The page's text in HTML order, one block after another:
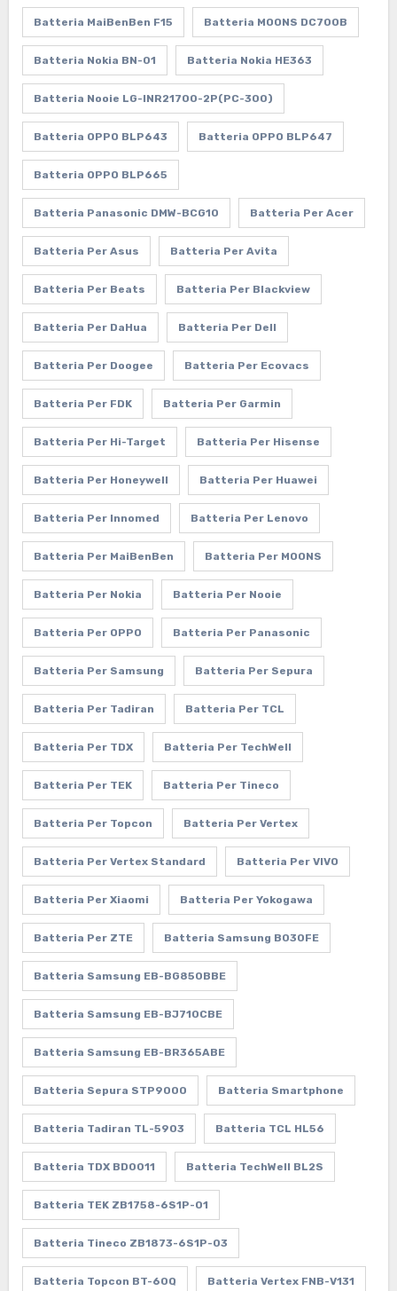
Batteria MaiBenBen F15 Batteria MOONS DC700B
Batteria Nokia BN-01 Batteria Nokia HE363
Batteria Nooie LG-INR21700-2P(PC-300)
Batteria OPPO BLP643 Batteria OPPO BLP647
Batteria OPPO BLP665
Batteria Panasonic DMW-BCG10 Batteria Per Acer
Batteria Per Asus Batteria Per Avita
Batteria Per Beats Batteria Per Blackview
Batteria Per DaHua Batteria Per Dell
Batteria Per Doogee Batteria Per Ecovacs
Batteria Per FDK Batteria Per Garmin
Batteria Per Hi-Target Batteria Per Hisense
Batteria Per Honeywell Batteria Per Huawei
Batteria Per Innomed Batteria Per Lenovo
Batteria Per MaiBenBen Batteria Per MOONS
Batteria Per Nokia Batteria Per Nooie
Batteria Per OPPO Batteria Per Panasonic
Batteria Per Samsung Batteria Per Sepura
Batteria Per Tadiran Batteria Per TCL
Batteria Per TDX Batteria Per TechWell
Batteria Per TEK Batteria Per Tineco
Batteria Per Topcon Batteria Per Vertex
Batteria Per Vertex Standard Batteria Per VIVO
Batteria Per Xiaomi Batteria Per Yokogawa
Batteria Per ZTE Batteria Samsung B030FE
Batteria Samsung EB-BG850BBE
Batteria Samsung EB-BJ710CBE
Batteria Samsung EB-BR365ABE
Batteria Sepura STP9000 Batteria Smartphone
Batteria Tadiran TL-5903 Batteria TCL HL56
Batteria TDX BD0011 Batteria TechWell BL2S
Batteria TEK ZB1758-6S1P-01
Batteria Tineco ZB1873-6S1P-03
Batteria Topcon BT-60Q Batteria Vertex FNB-V131